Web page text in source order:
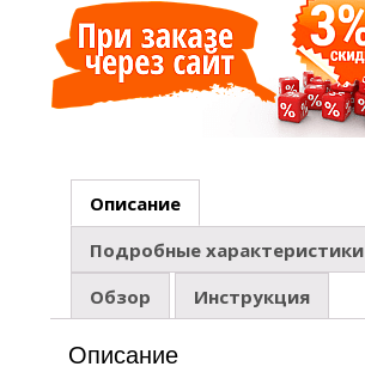
Описание
Подробные характеристики
Обзор
Инструкция
Описание